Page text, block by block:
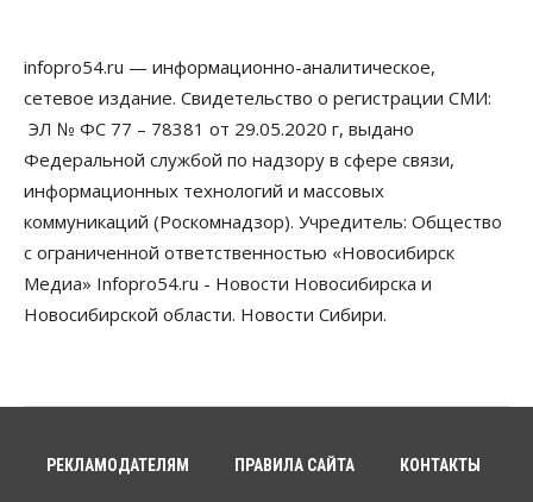
заключили под стражу
07 Августа 2026, 10:15
Недели жары повлияли на урожай в
Новосибирской области, но режима ЧС не будет
07 Августа 2026, 10:00
Бизнес Право&Порядок
Предприятия Новосибирска
выстраивают системы защиты от атак БПЛА
07 Августа 2026, 09:00
По «Сибэлектротерму» выдали исполнительные
infopro54.ru — информационно-аналитическое,
сетевое издание. Свидетельство о регистрации СМИ:
ЭЛ № ФС 77 – 78381 от 29.05.2020 г, выдано
Федеральной службой по надзору в сфере связи,
информационных технологий и массовых
коммуникаций (Роскомнадзор). Учредитель: Общество
с ограниченной ответственностью «Новосибирск
Медиа» Infopro54.ru - Новости Новосибирска и
Новосибирской области. Новости Сибири.
РЕКЛАМОДАТЕЛЯМ ПРАВИЛА САЙТА КОНТАКТЫ